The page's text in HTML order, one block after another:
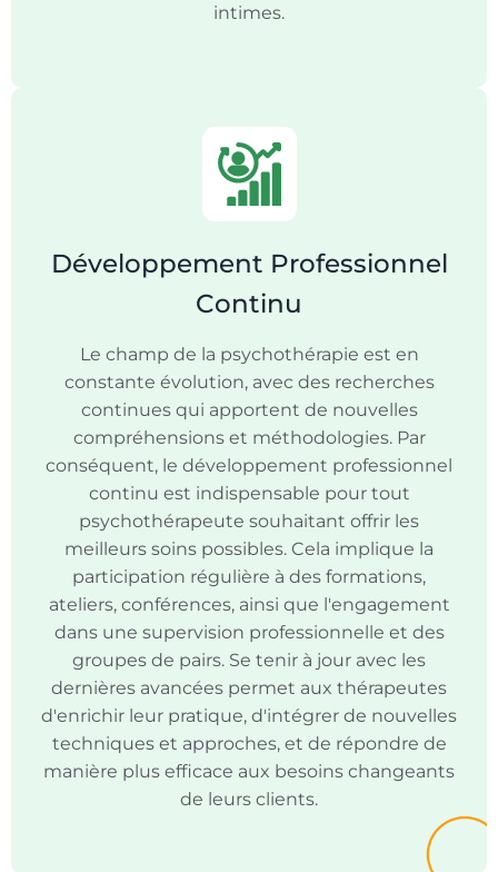
intimes.
Développement Professionnel
Continu
Le champ de la psychothérapie est en
constante évolution, avec des recherches
continues qui apportent de nouvelles
compréhensions et méthodologies. Par
conséquent, le développement professionnel
continu est indispensable pour tout
psychothérapeute souhaitant offrir les
meilleurs soins possibles. Cela implique la
participation régulière à des formations,
ateliers, conférences, ainsi que l'engagement
dans une supervision professionnelle et des
groupes de pairs. Se tenir à jour avec les
dernières avancées permet aux thérapeutes
d'enrichir leur pratique, d'intégrer de nouvelles
techniques et approches, et de répondre de
manière plus efficace aux besoins changeants
de leurs clients.